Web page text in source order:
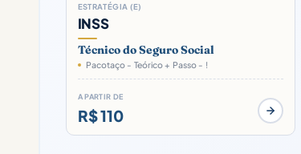
ESTRATÉGIA (E)
INSS
Técnico do Seguro Social
Pacotaço - Teórico + Passo - !
A PARTIR DE
R$ 110